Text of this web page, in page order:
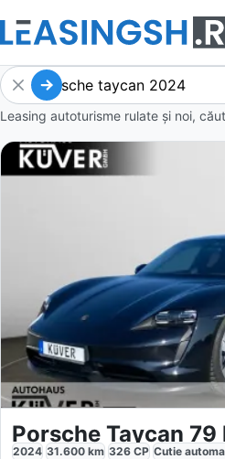
Leasing autoturisme rulate și noi,
Porsche Taycan 79
2024 31.600 km 326 CP Cutie